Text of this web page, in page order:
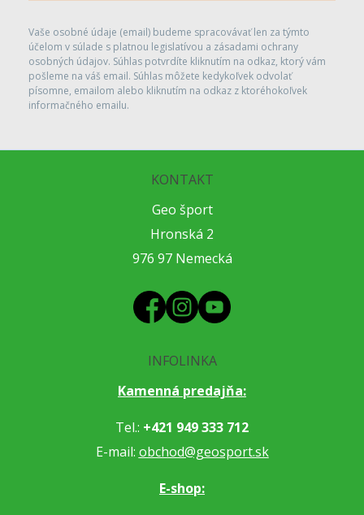
Vaše osobné údaje (email) budeme spracovávať len za týmto
účelom v súlade s platnou legislatívou a zásadami ochrany
osobných údajov. Súhlas potvrdíte kliknutím na odkaz, ktorý vám
pošleme na váš email. Súhlas môžete kedykoľvek odvolať
písomne, emailom alebo kliknutím na odkaz z ktoréhokoľvek
informačného emailu.
KONTAKT
Geo šport
Hronská 2
976 97 Nemecká
INFOLINKA
Kamenná predajňa:
Tel.: +421 949 333 712
E-mail: obchod@geosport.sk
E-shop: